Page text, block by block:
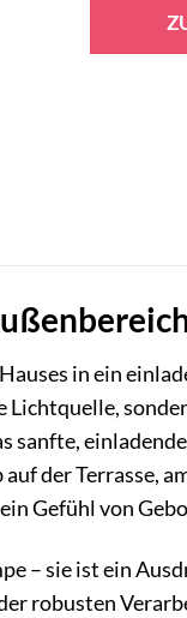
in ein
Lichtquelle,
sanfte,
auf der Terrasse,
Gefühl von
– sie ist ein
robusten